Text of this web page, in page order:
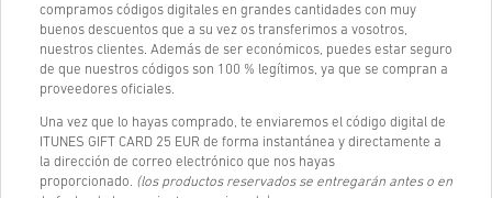
compramos códigos digitales en grandes cantidades con muy
buenos descuentos que a su vez os transferimos a vosotros,
nuestros clientes. Además de ser económicos, puedes estar seguro
de que nuestros códigos son 100 % legítimos, ya que se compran a
proveedores oficiales.
Una vez que lo hayas comprado, te enviaremos el código digital de
ITUNES GIFT CARD 25 EUR de forma instantánea y directamente a
la dirección de correo electrónico que nos hayas
proporcionado. (los productos reservados se entregarán antes o en